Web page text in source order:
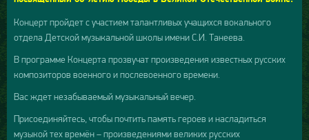
Концерт пройдет с участием талантливых учащихся вокального
отдела Детской музыкальной школы имени С.И. Танеева.
В программе Концерта прозвучат произведения известных русских
композиторов военного и послевоенного времени.
Вас ждет незабываемый музыкальный вечер.
Присоединяйтесь, чтобы почтить память героев и насладиться
музыкой тех времён – произведениями великих русских